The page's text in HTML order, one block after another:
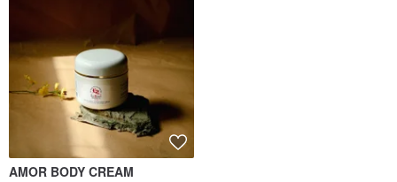
AMOR BODY CREAM